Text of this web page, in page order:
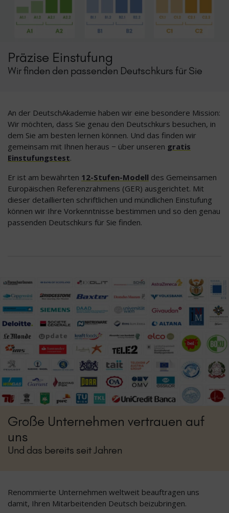
Präzise Einstufung
Wir finden den passenden Deutschkurs für Sie
An der DeutschAkademie haben wir eine besondere Mission:
Wir möchten, dass Sie genau den Deutschkurs besuchen, in
dem Sie am besten lernen können. Und das finden wir
gemeinsam mit Ihnen heraus − über unseren gratis
Einstufungstest.
Er ist am bewährten 12-Stufen-Modell des Gemeinsamen
Europäischen Referenzrahmens (GER) ausgerichtet. Mit
dieser detaillierten schriftlichen und mündlichen Einstufung
können wir Ihre Vorkenntnisse bestimmen und so den genau
passenden Deutschkurs für Sie finden.
Große Unternehmen vertrauen auf
uns
Und das bereits seit Jahren
Renommierte Unternehmen weltweit beauftragen uns
damit, Ihren Mitarbeitenden Deutsch beizubringen.